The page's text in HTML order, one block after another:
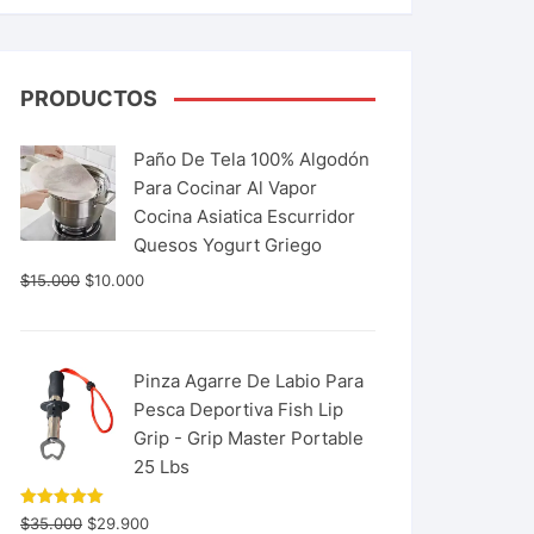
PRODUCTOS
Paño De Tela 100% Algodón
Para Cocinar Al Vapor
Cocina Asiatica Escurridor
Quesos Yogurt Griego
$15.000 $10.000
Pinza Agarre De Labio Para
Pesca Deportiva Fish Lip
Grip - Grip Master Portable
25 Lbs
Valorado
$35.000 $29.900